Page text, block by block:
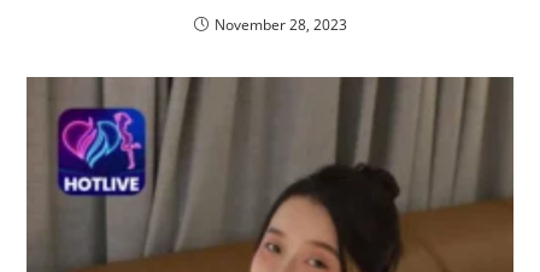
November 28, 2023